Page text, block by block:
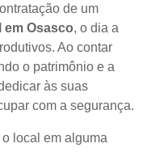
de um
em Osasco, o dia a
Ao contar
o patrimônio e a
às suas
com a segurança.
local em alguma